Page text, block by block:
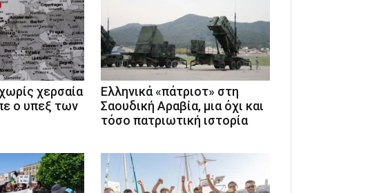
χερσαία
ο υπεξ των
Ελληνικά «πάτριοτ» στη
Σαουδική Αραβία, μια όχι και
τόσο πατριωτική ιστορία